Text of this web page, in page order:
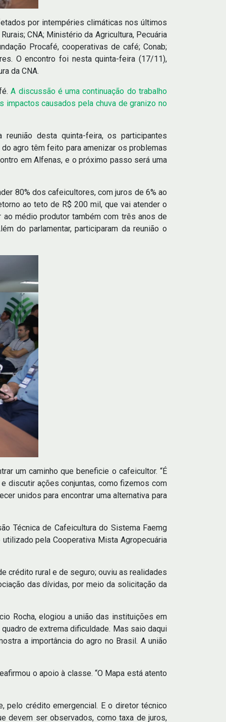
por intempéries climáticas nos últimos
CNA; Ministério da Agricultura, Pecuária
Procafé, cooperativas de café; Conab;
O encontro foi nesta quinta-feira (17/11),
da CNA.
A discussão é uma continuação do trabalho
impactos causados pela chuva de granizo no
desta quinta-feira, os participantes
agro têm feito para amenizar os problemas
em Alfenas, e o próximo passo será uma
80% dos cafeicultores, com juros de 6% ao
ao teto de R$ 200 mil, que vai atender o
médio produtor também com três anos de
do parlamentar, participaram da reunião o
um caminho que beneficie o cafeicultor. “É
discutir ações conjuntas, como fizemos com
unidos para encontrar uma alternativa para
Técnica de Cafeicultura do Sistema Faemg
pela Cooperativa Mista Agropecuária
crédito rural e de seguro; ouviu as realidades
das dívidas, por meio da solicitação da
Rocha, elogiou a união das instituições em
de extrema dificuldade. Mas saio daqui
a importância do agro no Brasil. A união
o apoio à classe. “O Mapa está atento
pelo crédito emergencial. E o diretor técnico
devem ser observados, como taxa de juros,